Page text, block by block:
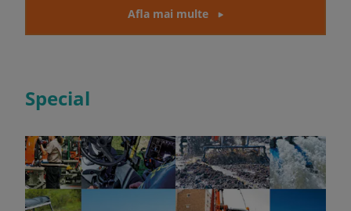
Afla mai multe
Special